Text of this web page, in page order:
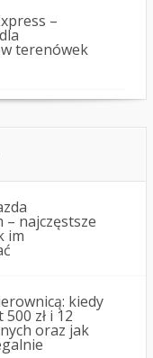
–
terenówek
– najczęstsze
im
kiedy
zł i 12
oraz jak